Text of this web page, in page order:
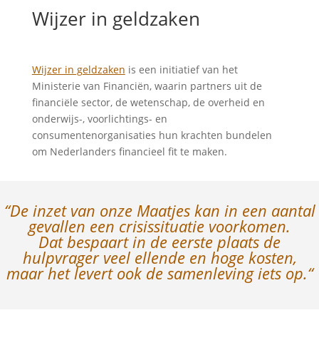
Wijzer in geldzaken
Wijzer in geldzaken is een initiatief van het
Ministerie van Financiën, waarin partners uit de
financiële sector, de wetenschap, de overheid en
onderwijs-, voorlichtings- en
consumentenorganisaties hun krachten bundelen
om Nederlanders financieel fit te maken.
“De inzet van onze Maatjes kan in een aantal
gevallen een crisissituatie voorkomen.
Dat bespaart in de eerste plaats de
hulpvrager veel ellende en hoge kosten,
maar het levert ook de samenleving iets op.“